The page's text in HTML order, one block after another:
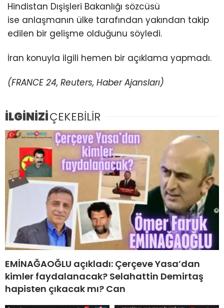
Hindistan Dışişleri Bakanlığı sözcüsü
ise anlaşmanın ülke tarafından yakından takip
edilen bir gelişme olduğunu söyledi.
İran konuyla ilgili hemen bir açıklama yapmadı.
(FRANCE 24, Reuters, Haber Ajansları)
İLGİNİZİÇEKEBİLİR
EMİNAĞAOĞLU açıkladı: Çerçeve Yasa’dan
kimler faydalanacak? Selahattin Demirtaş
hapisten çıkacak mı? Can